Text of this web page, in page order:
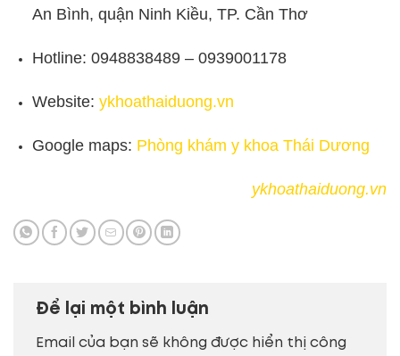
An Bình, quận Ninh Kiều, TP. Cần Thơ
Hotline: 0948838489 – 0939001178
Website: ykhoathaiduong.vn
Google maps: Phòng khám y khoa Thái Dương
ykhoathaiduong.vn
Để lại một bình luận
Email của bạn sẽ không được hiển thị công